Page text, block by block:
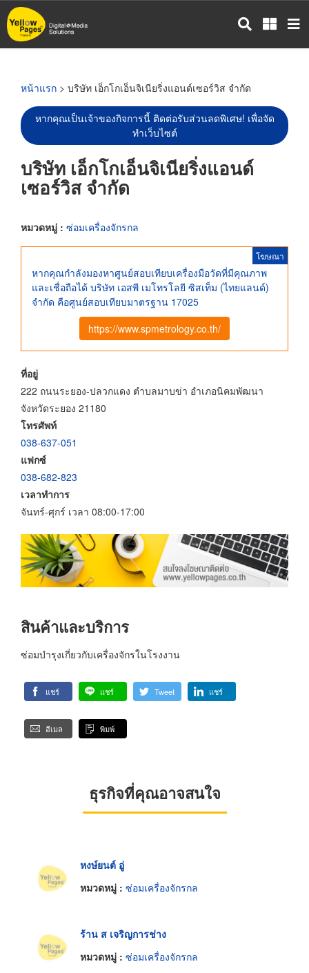
ข้าม
ไป
หน้าแรก > บริษัท เอ็กโกเอ็นจิเนียริ่งแอนด์เซอร์วิส จำกัด
หากคุณเป็นเจ้าของกิจการนี้ ติดต่อรับส่วนลดพิเศษ! เพื่อจัด
ทำเว็บไซต์
บริษัท เอ็กโกเอ็นจิเนียริ่งแอนด์
เซอร์วิส จำกัด
หมวดหมู่ : ซ่อมเครื่องจักรกล
โฆษณา
หากคุณกำลังมองหาศูนย์สอบเทียบเครื่องมือวัดที่มีคุณภาพ
และเชื่อถือได้ บริษัท เอสพี เมโทรโลยี ซิสเท็ม (ไทยแลนด์)
จำกัด คือศูนย์สอบเทียบมาตรฐาน 17025
https://www.spmetrology.co.th/
ที่อยู่
222 ถนนระยอง-ปลวกแดง ตำบลมาบข่า อำเภอนิคมพัฒนา
จังหวัดระยอง 21180
โทรศัพท์
038-637-051
แฟกซ์
038-682-823
เวลาทำการ
จันทร์-ศุกร์ เวลา 08:00-17:00
สินค้าและบริการ
ซ่อมบำรุงเกี่ยวกับเครื่องจักรในโรงงาน
แชร์ แชร์ Tweet แชร์
อีเมล พิมพ์
ธุรกิจที่คุณอาจสนใจ
หงษ์ยนต์ อู่
หมวดหมู่ : ซ่อมเครื่องจักรกล
ร้าน ส เจริญการช่าง
หมวดหมู่ : ซ่อมเครื่องจักรกล